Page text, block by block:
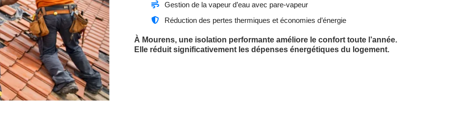
Gestion de la vapeur d’eau avec pare-vapeur
Réduction des pertes thermiques et économies d’énergie
À Mourens, une isolation performante améliore le confort toute l’année.
Elle réduit significativement les dépenses énergétiques du logement.